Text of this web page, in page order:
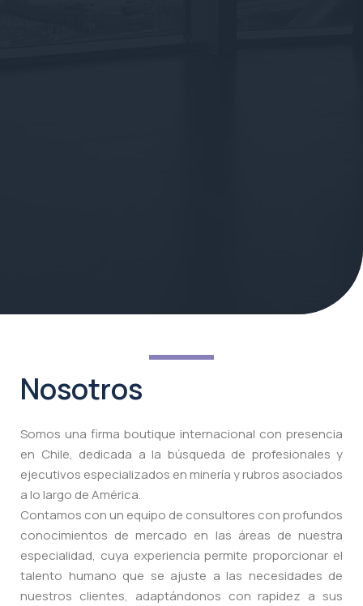
Nosotros
Somos una firma boutique internacional con presencia
en Chile, dedicada a la búsqueda de profesionales y
ejecutivos especializados en minería y rubros asociados
a lo largo de América.
Contamos con un equipo de consultores con profundos
conocimientos de mercado en las áreas de nuestra
especialidad, cuya experiencia permite proporcionar el
talento humano que se ajuste a las necesidades de
nuestros clientes, adaptándonos con rapidez a sus